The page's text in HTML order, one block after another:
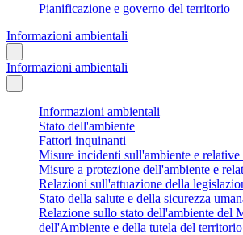
Pianificazione e governo del territorio
Informazioni ambientali
Informazioni ambientali
Informazioni ambientali
Stato dell'ambiente
Fattori inquinanti
Misure incidenti sull'ambiente e
Misure a protezione dell'ambiente e
Relazioni sull'attuazione della
Stato della salute e della sicurezza
Relazione sullo stato dell'ambiente del
dell'Ambiente e della tutela del territorio